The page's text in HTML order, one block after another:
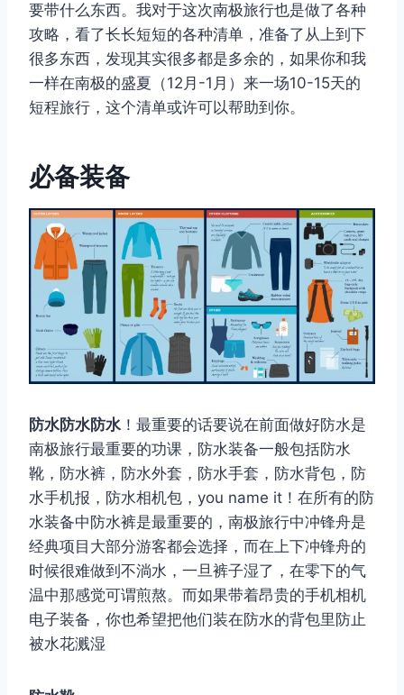
要带什么东西。我对于这次南极旅行也是做了各种
攻略，看了长长短短的各种清单，准备了从上到下
很多东西，发现其实很多都是多余的，如果你和我
一样在南极的盛夏（12月-1月）来一场10-15天的
短程旅行，这个清单或许可以帮助到你。
必备装备
防水防水防水 ！最重要的话要说在前面做好防水是
南极旅行最重要的功课，防水装备一般包括防水
靴，防水裤，防水外套，防水手套，防水背包，防
水手机报，防水相机包，you name it！在所有的防
水装备中防水裤是最重要的，南极旅行中冲锋舟是
经典项目大部分游客都会选择，而在上下冲锋舟的
时候很难做到不淌水，一旦裤子湿了，在零下的气
温中那感觉可谓煎熬。而如果带着昂贵的手机相机
电子装备，你也希望把他们装在防水的背包里防止
被水花溅湿